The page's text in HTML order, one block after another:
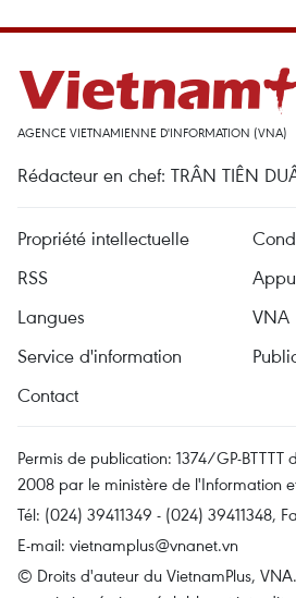
AGENCE VIETNAMIENNE D'INFORMATION (VNA)
Rédacteur en chef: TRÂN TIÊN
Propriété intellectuelle
RSS
Langues
VNA
Service d'information
Contact
Permis de publication: 1374/GP-BTTTT
2008 par le ministère de l'Information
Tél: (024) 39411349 - (024) 39411348,
E-mail: vietnamplus@vnanet.vn
© Droits d'auteur du VietnamPlus,